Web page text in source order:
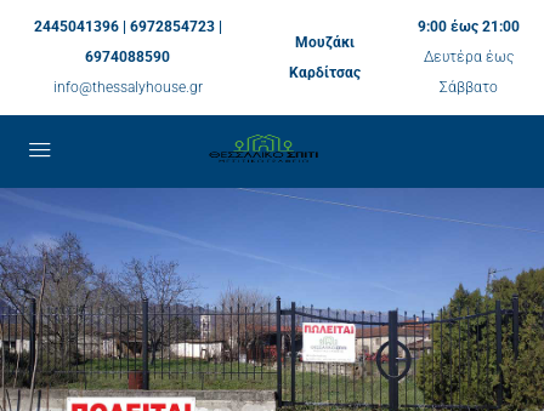
2445041396 | 6972854723 |
6974088590
info@thessalyhouse.gr
Μουζάκι
Καρδίτσας
9:00 έως 21:00
Δευτέρα έως
Σάββατο